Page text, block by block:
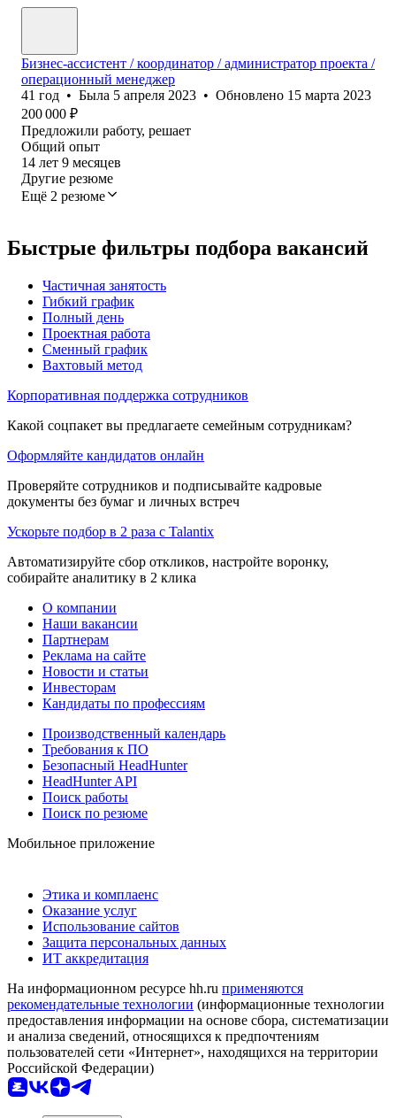
Бизнес-ассистент / координатор / администратор проекта /
операционный менеджер
41 год • Была 5 апреля 2023 • Обновлено 15 марта 2023
200 000 ₽
Предложили работу, решает
Общий опыт
14 лет 9 месяцев
Другие резюме
Ещё 2 резюме
Быстрые фильтры подбора вакансий
Частичная занятость
Гибкий график
Полный день
Проектная работа
Сменный график
Вахтовый метод
Корпоративная поддержка сотрудников
Какой соцпакет вы предлагаете семейным сотрудникам?
Оформляйте кандидатов онлайн
Проверяйте сотрудников и подписывайте кадровые
документы без бумаг и личных встреч
Ускорьте подбор в 2 раза с Talantix
Автоматизируйте сбор откликов, настройте воронку,
собирайте аналитику в 2 клика
О компании
Наши вакансии
Партнерам
Реклама на сайте
Новости и статьи
Инвесторам
Кандидаты по профессиям
Производственный календарь
Требования к ПО
Безопасный HeadHunter
HeadHunter API
Поиск работы
Поиск по резюме
Мобильное приложение
Этика и комплаенс
Оказание услуг
Использование сайтов
Защита персональных данных
ИТ аккредитация
На информационном ресурсе hh.ru применяются
рекомендательные технологии (информационные технологии
предоставления информации на основе сбора, систематизации
и анализа сведений, относящихся к предпочтениям
пользователей сети «Интернет», находящихся на территории
Российской Федерации)